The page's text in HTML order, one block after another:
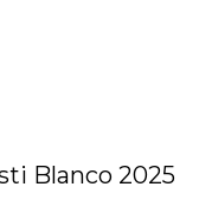
Blanco 2025